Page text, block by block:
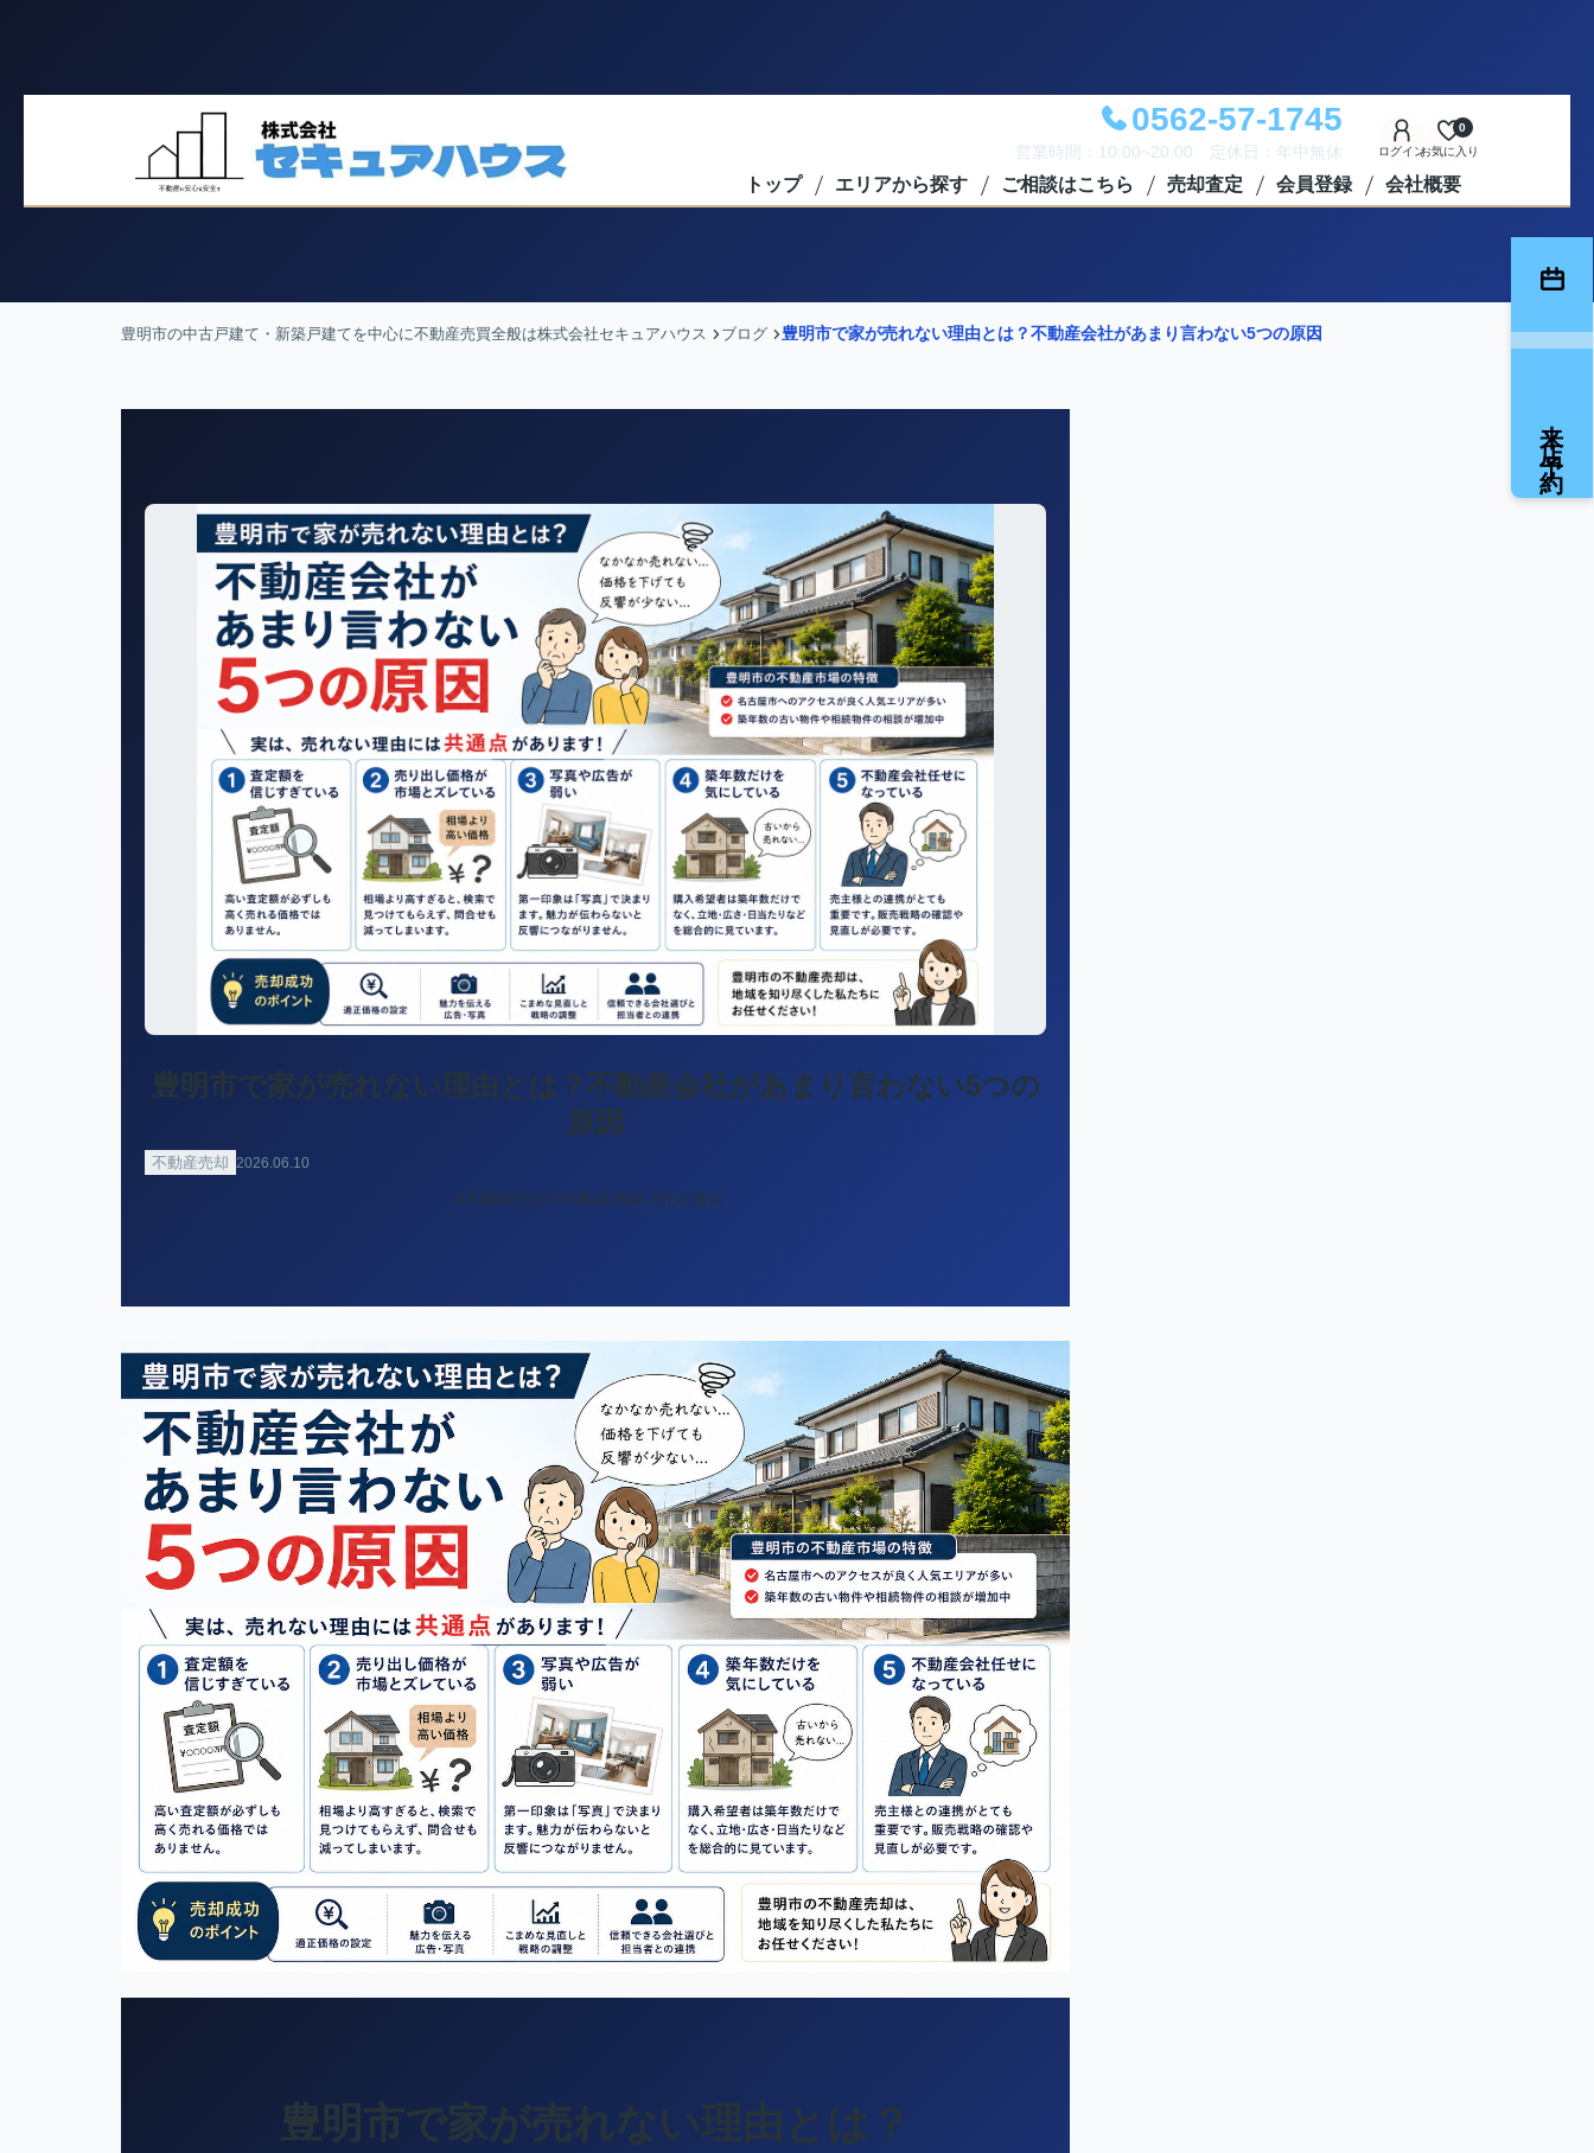
0562-57-1745
営業時間：10:00~20:00 定休日：年中無休 ログインお気に入り
0
トップ エリアから探す ご相談はこちら 売却査定 会員登録 会社概要
豊明市の中古戸建て・新築戸建てを中心に不動産売買全般は株式会社セキュアハウス ブログ 豊明市で家が売れない理由とは？不動産会社があまり言わない5つの原因
豊明市で家が売れない理由とは？不動産会社があまり言わない5つの
原因
不動産売却 2026.06.10
#不動産売却 #不動産相続 #売却査定
豊明市で家が売れない理由とは？
来店予約